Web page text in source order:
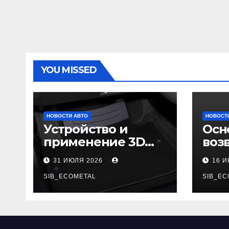
YOU MISSED
НОВОСТИ АВТО
Устройство и
применение 3D
автомобильных
ковриков
31 ИЮЛЯ 2026
SIB_ECOMETAL
16